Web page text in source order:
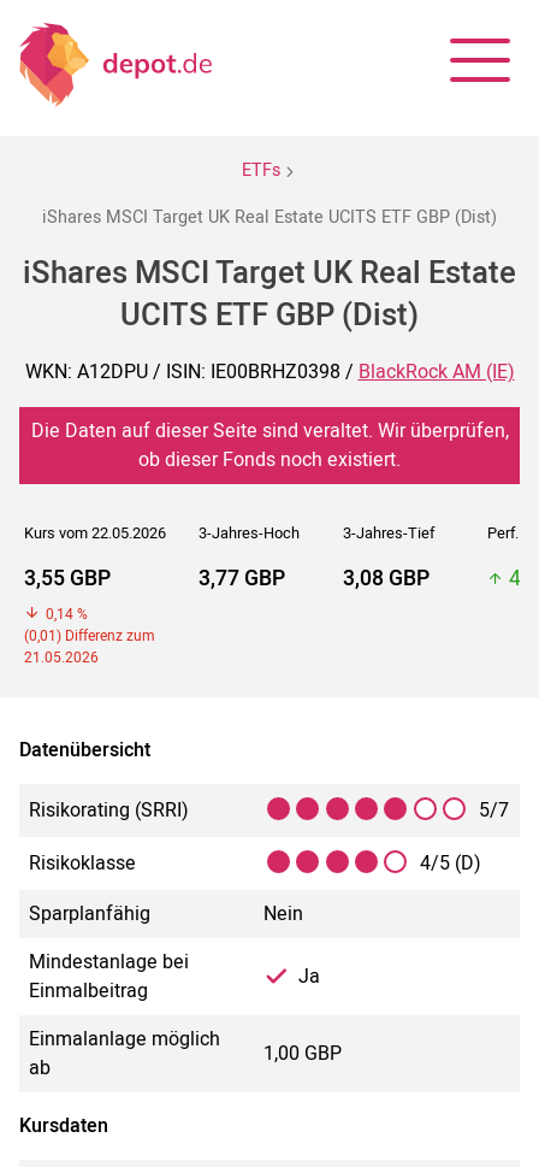
ETFs
iShares MSCI Target UK Real Estate UCITS ETF GBP (Dist)
iShares MSCI Target UK Real Estate
UCITS ETF GBP (Dist)
WKN: A12DPU / ISIN: IE00BRHZ0398 /BlackRock AM (IE)
Die Daten auf dieser Seite sind veraltet. Wir überprüfen,
ob dieser Fonds noch existiert.
Kurs vom 22.05.2026 3-Jahres-Hoch 3-Jahres-Tief Perf. 5J
3,55 GBP
0,14 %
(0,01) Differenz zum
21.05.2026
3,77 GBP 3,08 GBP
Datenübersicht
Risikorating (SRRI)
5/7
Risikoklasse
4/5 (D)
Sparplanfähig
Nein
Mindestanlage bei
Einmalbeitrag
Ja
Einmalanlage möglich
ab
1,00 GBP
Kursdaten